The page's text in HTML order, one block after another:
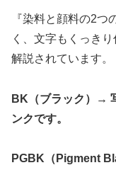
『染料と顔料の2つ
く、文字もくっき
解説されています。
BK（ブラック）→
ンクです。
PGBK（Pigment